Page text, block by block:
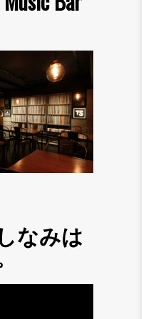
なみは